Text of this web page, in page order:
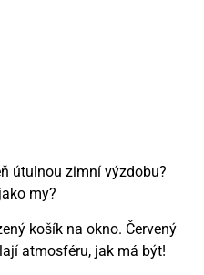
útulnou zimní výzdobu?
my?
košík na okno. Červený
atmosféru, jak má být!